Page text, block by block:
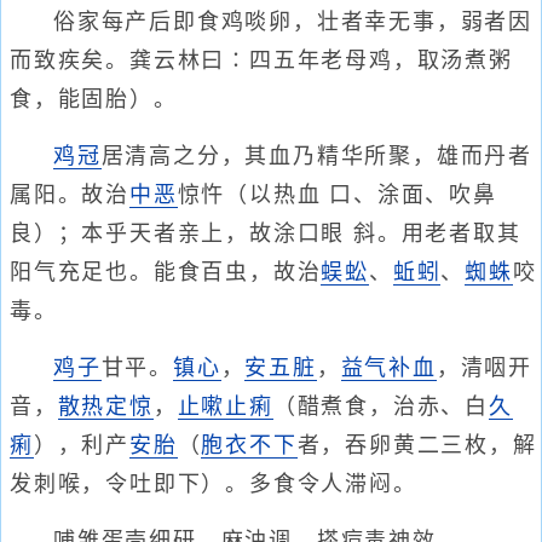
俗家每产后即食鸡啖卵，壮者幸无事，弱者因
而致疾矣。龚云林曰∶四五年老母鸡，取汤煮粥
食，能固胎）。
鸡冠居清高之分，其血乃精华所聚，雄而丹者
属阳。故治 中恶惊忤（以热血 口、涂面、吹鼻
良）；本乎天者亲上，故涂口眼 斜。用老者取其
阳气充足也。能食百虫，故治蜈蚣、 蚯蚓 、蜘蛛咬
毒。
鸡子甘平。镇心 ， 安五脏 ， 益气补血 ，清咽开
音， 散热定惊 ， 止嗽止痢 （醋煮食，治赤、白久
痢 ），利产 安胎 （ 胞衣不下 者，吞卵黄二三枚，解
发刺喉，令吐即下）。多食令人滞闷。